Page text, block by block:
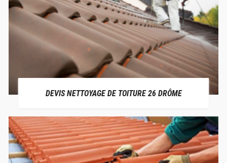
DEVIS NETTOYAGE DE TOITURE 26 DRÔME